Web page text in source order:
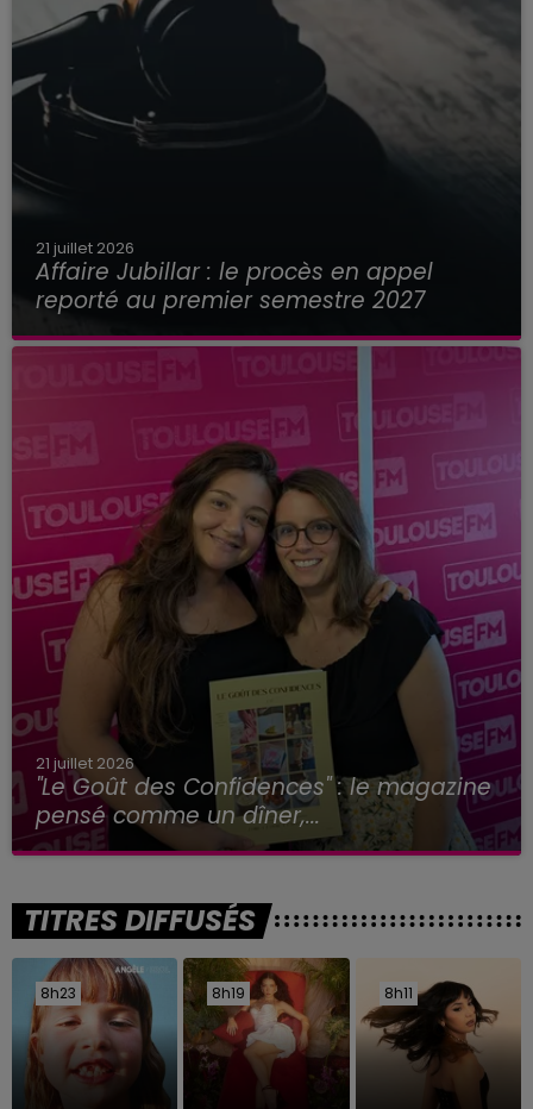
21 juillet 2026
Affaire Jubillar : le procès en appel
reporté au premier semestre 2027
21 juillet 2026
"Le Goût des Confidences" : le magazine
pensé comme un dîner,...
TITRES DIFFUSÉS
8h23
8h23 8h19
8h19 8h11
8h11